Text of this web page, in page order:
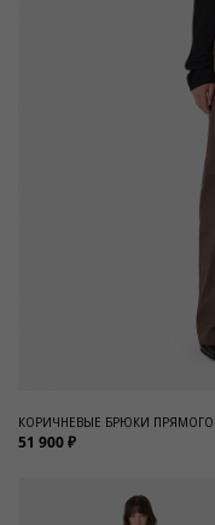
КОРИЧНЕВЫЕ БРЮКИ ПРЯМОГО
51 900 ₽